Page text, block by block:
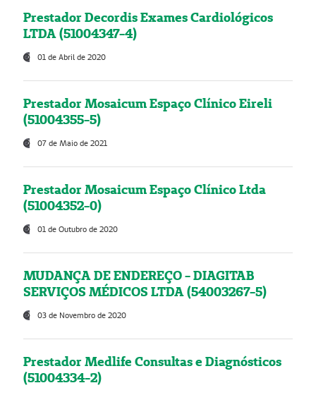
Prestador Decordis Exames Cardiológicos
LTDA (51004347-4)
01 de Abril de 2020
Prestador Mosaicum Espaço Clínico Eireli
(51004355-5)
07 de Maio de 2021
Prestador Mosaicum Espaço Clínico Ltda
(51004352-0)
01 de Outubro de 2020
MUDANÇA DE ENDEREÇO - DIAGITAB
SERVIÇOS MÉDICOS LTDA (54003267-5)
03 de Novembro de 2020
Prestador Medlife Consultas e Diagnósticos
(51004334-2)